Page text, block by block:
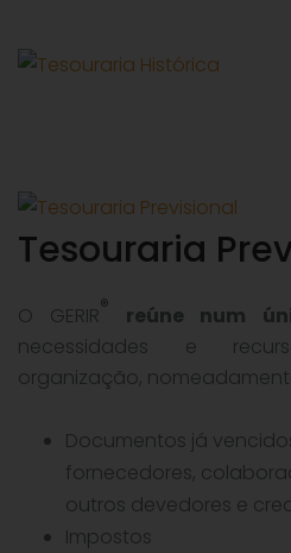
Tesouraria
O GERIR® reúne num
necessidades e
organização,
Documentos já
fornecedores,
outros devedores e
Impostos